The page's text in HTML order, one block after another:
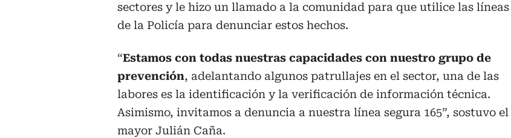
sectores y le hizo un llamado a la comunidad para que utilice las líneas
de la Policía para denunciar estos hechos.
“Estamos con todas nuestras capacidades con nuestro grupo de
prevención, adelantando algunos patrullajes en el sector, una de las
labores es la identificación y la verificación de información técnica.
Asimismo, invitamos a denuncia a nuestra línea segura 165”, sostuvo el
mayor Julián Caña.